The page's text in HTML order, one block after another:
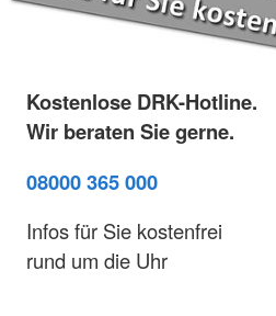
Kostenlose DRK-Hotline.
Wir beraten Sie gerne.
08000 365 000
Infos für Sie kostenfrei
rund um die Uhr